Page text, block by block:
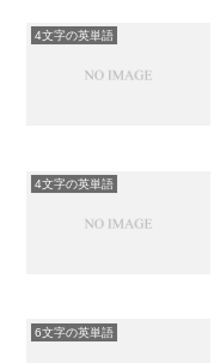
4文字の英単語
4文字の英単語
6文字の英単語